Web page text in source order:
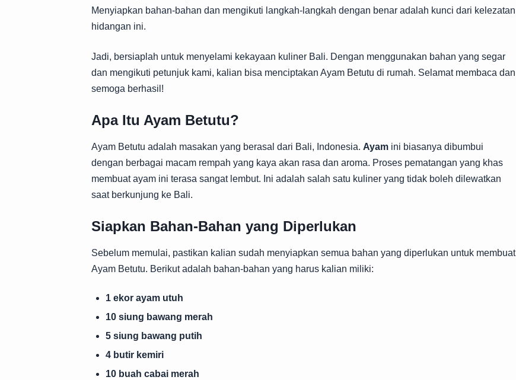
Menyiapkan bahan-bahan dan mengikuti langkah-langkah dengan benar adalah kunci dari kelezatan
hidangan ini.
Jadi, bersiaplah untuk menyelami kekayaan kuliner Bali. Dengan menggunakan bahan yang segar
dan mengikuti petunjuk kami, kalian bisa menciptakan Ayam Betutu di rumah. Selamat membaca dan
semoga berhasil!
Apa Itu Ayam Betutu?
Ayam Betutu adalah masakan yang berasal dari Bali, Indonesia. Ayam ini biasanya dibumbui
dengan berbagai macam rempah yang kaya akan rasa dan aroma. Proses pematangan yang khas
membuat ayam ini terasa sangat lembut. Ini adalah salah satu kuliner yang tidak boleh dilewatkan
saat berkunjung ke Bali.
Siapkan Bahan-Bahan yang Diperlukan
Sebelum memulai, pastikan kalian sudah menyiapkan semua bahan yang diperlukan untuk membuat
Ayam Betutu. Berikut adalah bahan-bahan yang harus kalian miliki:
1 ekor ayam utuh
10 siung bawang merah
5 siung bawang putih
4 butir kemiri
10 buah cabai merah